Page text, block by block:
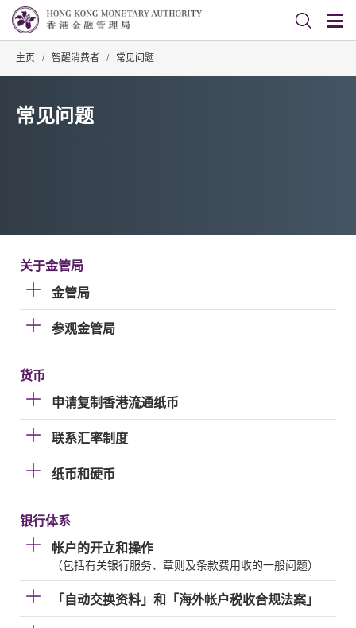
主页 / 智醒消费者 / 常见问题
常见问题
关于金管局
金管局
参观金管局
货币
申请复制香港流通纸币
联系汇率制度
纸币和硬币
银行体系
帐户的开立和操作
（包括有关银行服务、章则及条款费用收的一般问题）
「自动交换资料」和「海外帐户税收合规法案」